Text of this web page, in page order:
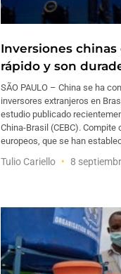
Inversiones
rápido y son
SÃO PAULO – China se ha
inversores extranjeros en
estudio publicado
China-Brasil (CEBC).
europeos, que se han
Tulio Cariello 8